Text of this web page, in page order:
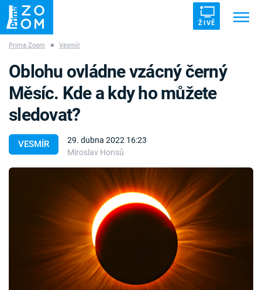
ŽIVĚ
ZÁHADY VETŘELCI DÁVNOVĚKU
Témata
TV Program
Prima Zoom ■ Vesmír
VESMÍR
29. dubna 2022 16:23
Miroslav Honsů
Oblohu ovládne vzácný černý
Měsíc. Kde a kdy ho můžete
sledovat?